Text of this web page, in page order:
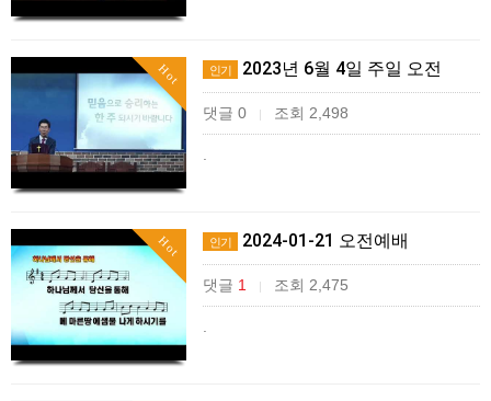
Hot 인기 2023년 6월 4일 주일 오전
댓글 0 | 조회 2,498
Hot 인기 2024-01-21 오전예배
댓글 1 | 조회 2,475